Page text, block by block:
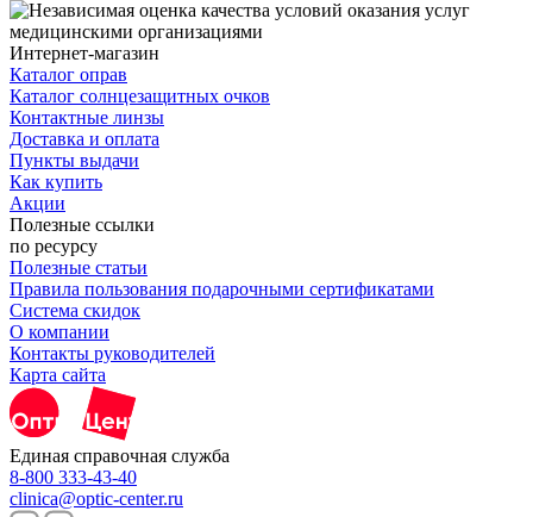
Интернет-магазин
Каталог оправ
Каталог солнцезащитных очков
Контактные линзы
Доставка и оплата
Пункты выдачи
Как купить
Акции
Полезные ссылки
по ресурсу
Полезные статьи
Правила пользования подарочными сертификатами
Система скидок
О компании
Контакты руководителей
Карта сайта
Единая справочная служба
8-800 333-43-40
clinica@optic-center.ru